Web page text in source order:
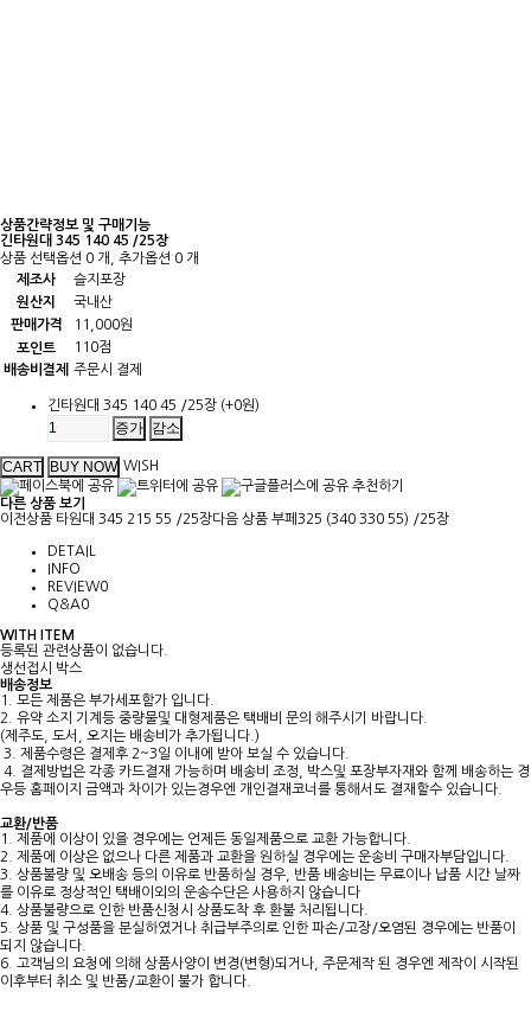
상품간략정보 및 구매기능
긴타원대 345 140 45 /25장
상품 선택옵션 0 개, 추가옵션 0 개
제조사
슬지포장
원산지
국내산
판매가격
11,000원
포인트
110점
배송비결제
주문시 결제
긴타원대 345 140 45 /25장 (+0원)
증가 감소
WISH
추천하기
다른 상품 보기
이전상품 타원대 345 215 55 /25장다음 상품 부페325 (340 330 55) /25장
DETAIL
INFO
REVIEW0
Q&A0
WITH ITEM
등록된 관련상품이 없습니다.
생선접시 박스
배송정보
1. 모든 제품은 부가세포함가 입니다.
2. 유약 소지 기계등 중량물및 대형제품은 택배비 문의 해주시기 바랍니다.
(제주도, 도서, 오지는 배송비가 추가됩니다.)
3. 제품수령은 결제후 2~3일 이내에 받아 보실 수 있습니다.
4. 결제방법은 각종 카드결재 가능하며 배송비 조정, 박스및 포장부자재와 함께 배송하는 경
우등 홈페이지 금액과 차이가 있는경우엔 개인결재코너를 통해서도 결재할수 있습니다.
교환/반품
1. 제품에 이상이 있을 경우에는 언제든 동일제품으로 교환 가능합니다.
2. 제품에 이상은 없으나 다른 제품과 교환을 원하실 경우에는 운송비 구매자부담입니다.
3. 상품불량 및 오배송 등의 이유로 반품하실 경우, 반품 배송비는 무료이나 납품 시간 날짜
를 이유로 정상적인 택배이외의 운송수단은 사용하지 않습니다
4. 상품불량으로 인한 반품신청시 상품도착 후 환불 처리됩니다.
5. 상품 및 구성품을 분실하였거나 취급부주의로 인한 파손/고장/오염된 경우에는 반품이
되지 않습니다.
6. 고객님의 요청에 의해 상품사양이 변경(변형)되거나, 주문제작 된 경우엔 제작이 시작된
이후부터 취소 및 반품/교환이 불가 합니다.